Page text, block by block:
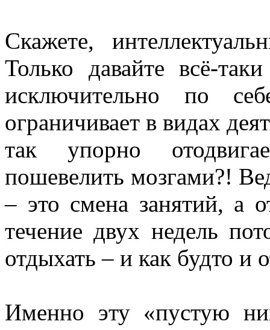
Скажете,
Только давайте всё-
исключительно по
ограничивает в видах
так упорно
пошевелить мозгами?!
– это смена занятий, а
течение двух недель
отдыхать – и как будто и
Именно эту «пустую